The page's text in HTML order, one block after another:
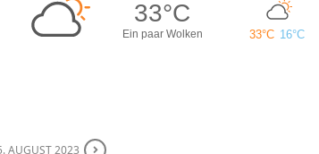
AUGUST 2023